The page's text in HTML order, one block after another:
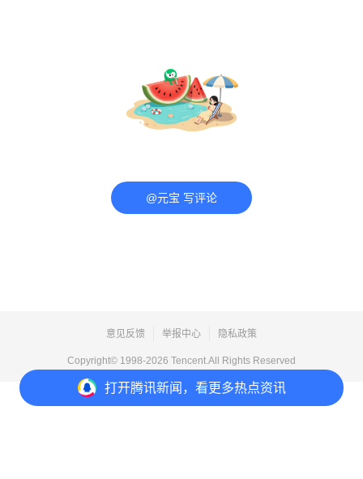
打开腾讯新闻，看更多热点资讯
@元宝 写评论
意见反馈 举报中心 隐私政策
Copyright© 1998-2026 Tencent.All Rights Reserved